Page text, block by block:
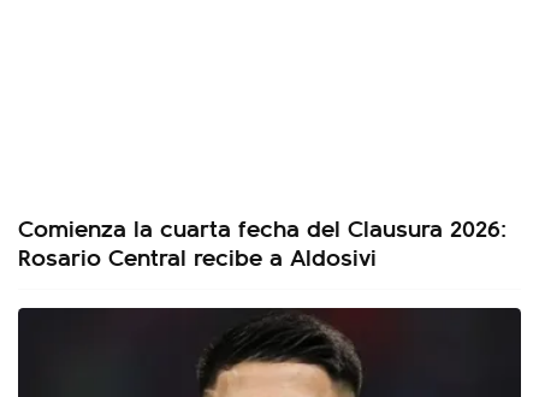
Comienza la cuarta fecha del Clausura 2026:
Rosario Central recibe a Aldosivi